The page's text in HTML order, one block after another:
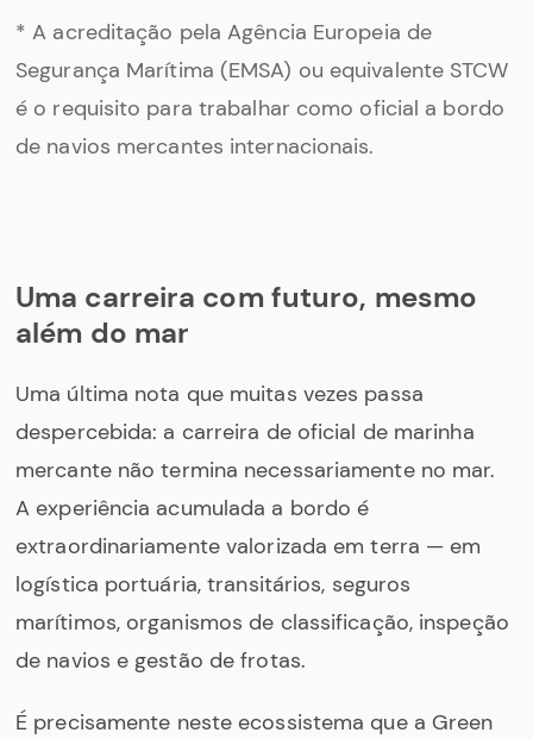
* A acreditação pela Agência Europeia de
Segurança Marítima (EMSA) ou equivalente STCW
é o requisito para trabalhar como oficial a bordo
de navios mercantes internacionais.
Uma carreira com futuro, mesmo
além do mar
Uma última nota que muitas vezes passa
despercebida: a carreira de oficial de marinha
mercante não termina necessariamente no mar.
A experiência acumulada a bordo é
extraordinariamente valorizada em terra — em
logística portuária, transitários, seguros
marítimos, organismos de classificação, inspeção
de navios e gestão de frotas.
É precisamente neste ecossistema que a Green